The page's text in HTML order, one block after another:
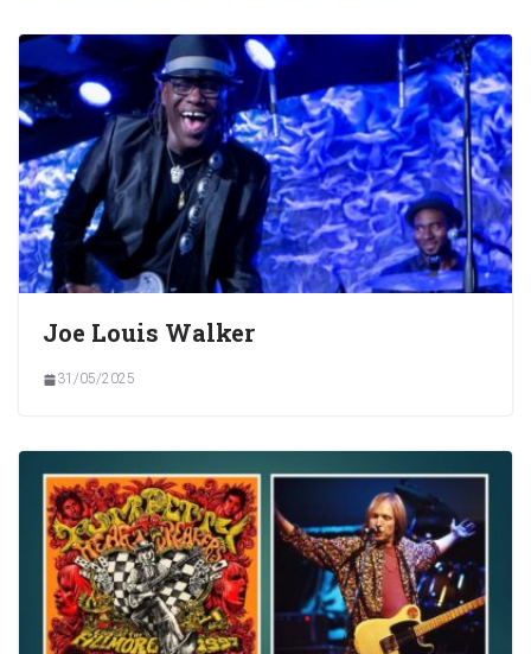
Joe Louis Walker
31/05/2025